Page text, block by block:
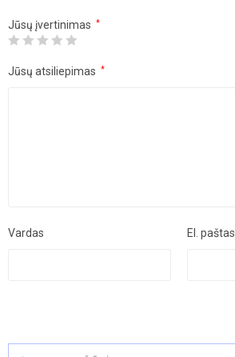
Jūsų įvertinimas *
Jūsų atsiliepimas *
Vardas El. paštas